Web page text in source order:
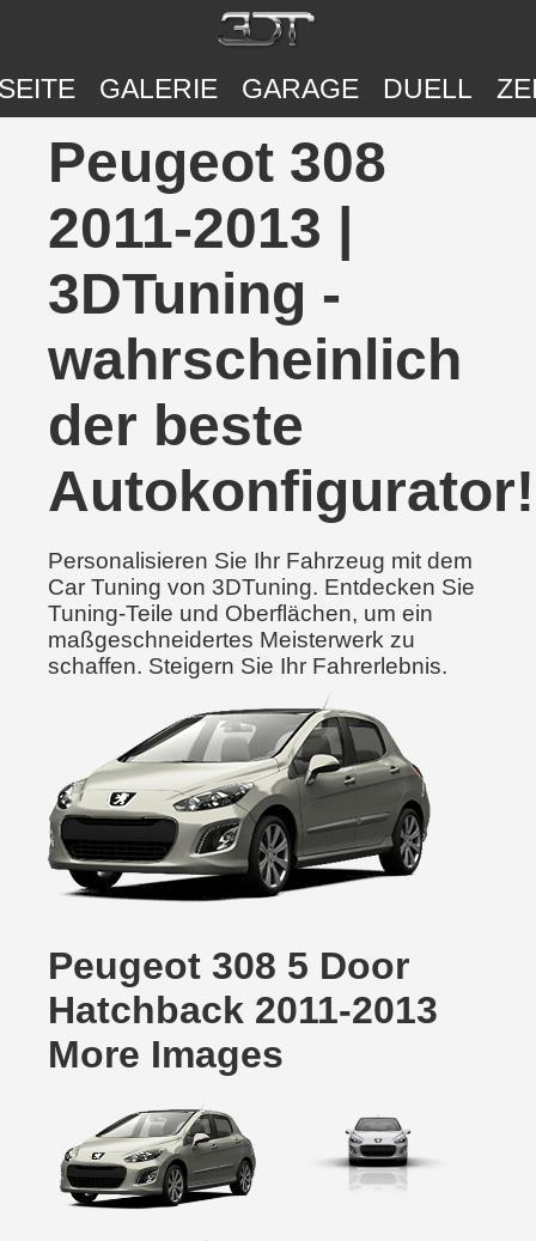
GALERIE GARAGE DUELL
Peugeot 308
2011-2013 |
3DTuning -
wahrscheinlich
der beste
Autokonfigurator!
Personalisieren Sie Ihr Fahrzeug mit dem
Car Tuning von 3DTuning. Entdecken Sie
Tuning-Teile und Oberflächen, um ein
maßgeschneidertes Meisterwerk zu
schaffen. Steigern Sie Ihr Fahrerlebnis.
Peugeot 308 5 Door
Hatchback 2011-2013
More Images